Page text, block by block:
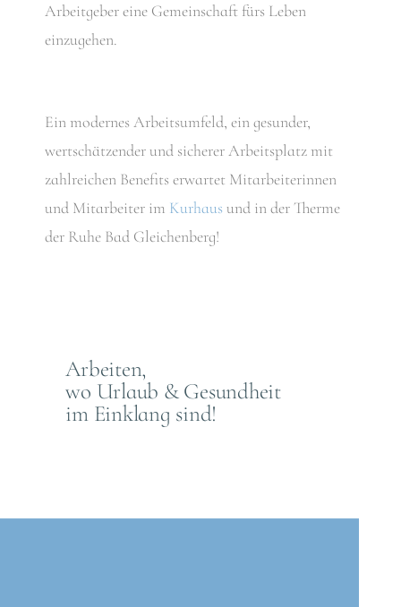
Arbeitgeber eine Gemeinschaft fürs Leben
einzugehen.
Ein modernes Arbeitsumfeld, ein gesunder,
wertschätzender und sicherer Arbeitsplatz mit
zahlreichen Benefits erwartet Mitarbeiterinnen
und Mitarbeiter im Kurhaus und in der Therme
der Ruhe Bad Gleichenberg!
Arbeiten,
wo Urlaub & Gesundheit
im Einklang sind!